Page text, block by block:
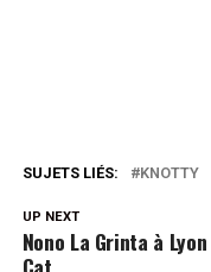
SUJETS LIÉS: KNOTTY
UP NEXT
Nono La Grinta à